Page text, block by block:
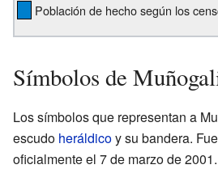
Población de hecho según los
Símbolos de
Los símbolos que representan a
escudo heráldicoy su bandera.
oficialmente el 7 de marzo de 2001.